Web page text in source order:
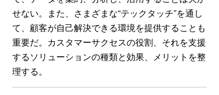
せない。また、さまざまな“テックタッチ”を通し
て、顧客が自己解決できる環境を提供することも
重要だ。カスタマーサクセスの役割、それを支援
するソリューションの種類と効果、メリットを整
理する。